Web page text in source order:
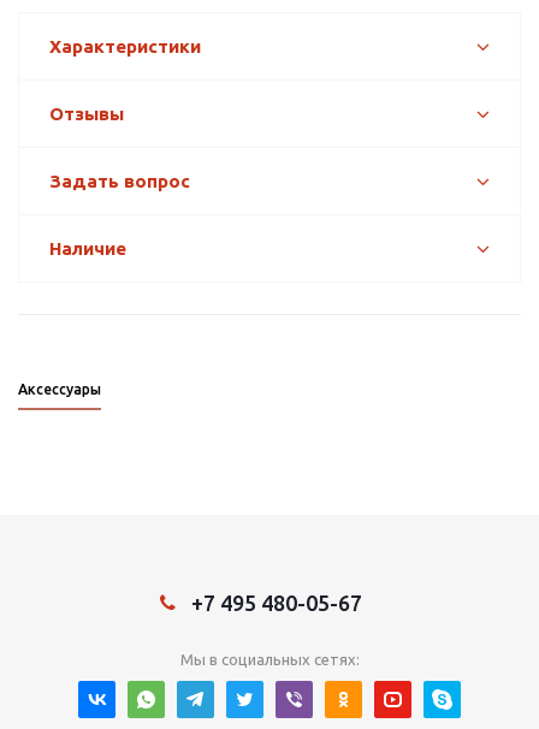
Характеристики
Отзывы
Задать вопрос
Наличие
Аксессуары
+7 495 480-05-67
Мы в социальных сетях: